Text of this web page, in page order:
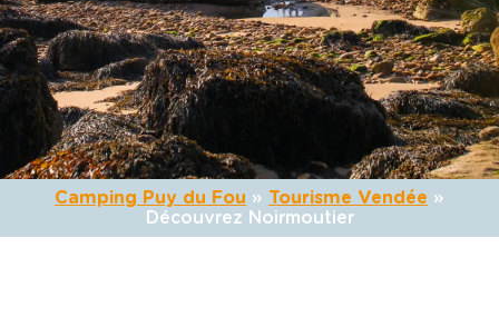
Camping Puy du Fou » Tourisme Vendée »
Découvrez Noirmoutier